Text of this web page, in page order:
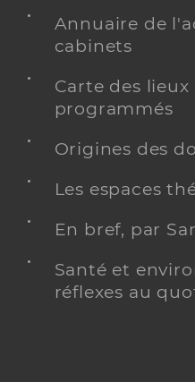
Annuaire de
cabinets
Carte des lieux
programmés
Origines des
Les espaces
En bref, par
Santé et
réflexes au